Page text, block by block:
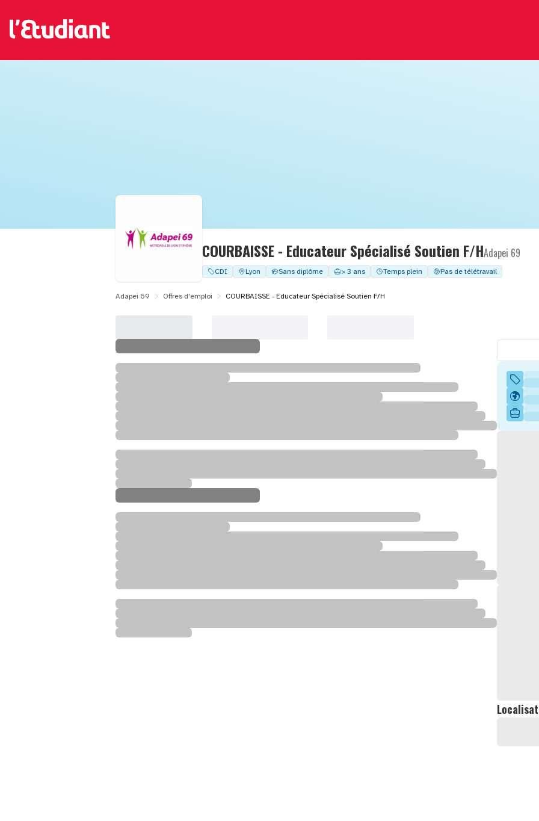
COURBAISSE - Educateur Spécialisé Soutien F/HAdapei 69
CDI Lyon Sans diplôme > 3 ans Temps plein Pas de télétravail
Adapei 69 Offres d'emploi COURBAISSE - Educateur Spécialisé Soutien F/H